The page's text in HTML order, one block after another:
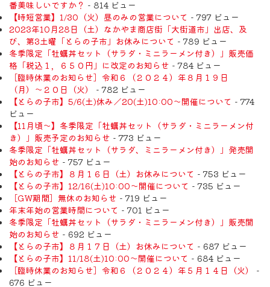
番美味しいですか？ - 814 ビュー
【時短営業】1/30（火）昼のみの営業について - 797 ビュー
2023年10月28日（土）なかやま商店街「大街道市」出店、及
び、第3土曜「とらの子市」お休みについて - 789 ビュー
冬季限定「牡蠣丼セット（サラダ・ミニラーメン付き）」販売価
格「税込１，６５０円」に改定のお知らせ - 784 ビュー
［臨時休業のお知らせ］令和６（２０２４）年８月１９日
（月）〜２０日（火）
- 782 ビュー
【とらの子市】5/6(土)休み／20(土)10:00～開催について - 774
ビュー
【11月頃〜】冬季限定「牡蠣丼セット（サラダ・ミニラーメン付
き）」販売予定のお知らせ - 773 ビュー
冬季限定「牡蠣丼セット（サラダ、ミニラーメン付き）」発売開
始のお知らせ - 757 ビュー
【とらの子市】８月１６日（土）お休みについて - 753 ビュー
【とらの子市】12/16(土)10:00～開催について - 735 ビュー
［GW期間］無休のお知らせ - 719 ビュー
年末年始の営業時間について - 701 ビュー
冬季限定「牡蠣丼セット（サラダ・ミニラーメン付き）」販売開
始のお知らせ - 692 ビュー
【とらの子市】８月１７日（土）お休みについて - 687 ビュー
【とらの子市】11/18(土)10:00～開催について - 684 ビュー
［臨時休業のお知らせ］令和６（２０２４）年５月１４日（火）
-
676 ビュー